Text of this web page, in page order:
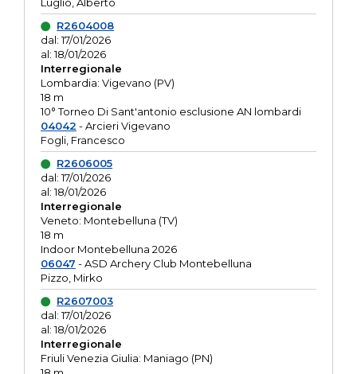
R2604008
dal: 17/01/2026
al: 18/01/2026
Interregionale
Lombardia: Vigevano (PV)
18 m
10° Torneo Di Sant'antonio esclusione AN lombardi
04042 - Arcieri Vigevano
Fogli, Francesco
R2606005
dal: 17/01/2026
al: 18/01/2026
Interregionale
Veneto: Montebelluna (TV)
18 m
Indoor Montebelluna 2026
06047 - ASD Archery Club Montebelluna
Pizzo, Mirko
R2607003
dal: 17/01/2026
al: 18/01/2026
Interregionale
Friuli Venezia Giulia: Maniago (PN)